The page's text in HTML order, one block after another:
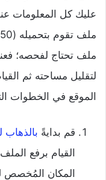
عليك كل المعلومات
ملف تحتاج لفحصه؛
لتقليل مساحته ثم
الموقع في الخطوات
قم بدايةً بالذهاب
القيام برفع
المكان المُخصص